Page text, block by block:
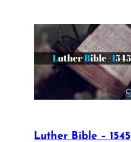
Luther Bible – 1545